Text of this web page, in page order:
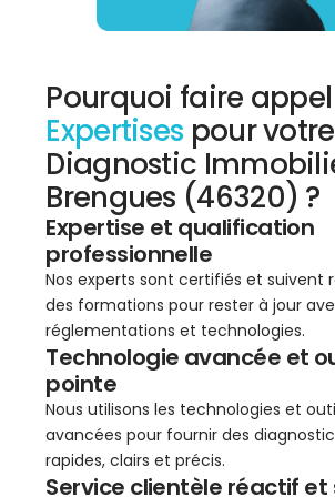
Pourquoi faire
Expertises pour votre
Diagnostic
Brengues (46320) ?
Expertise et qualification
professionnelle
Nos experts sont certifiés et suivent
des formations pour rester à jour
réglementations et technologies.
Technologie avancée et
pointe
Nous utilisons les technologies et
avancées pour fournir des
rapides, clairs et précis.
Service clientèle réactif et